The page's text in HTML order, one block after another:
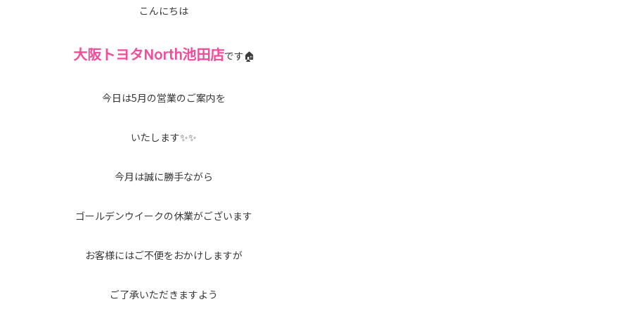
こんにちは
大阪トヨタNorth池田店です🏠
今日は5月の営業のご案内を
いたします✨✨
今月は誠に勝手ながら
ゴールデンウイークの休業がございます
お客様にはご不便をおかけしますが
ご了承いただきますよう